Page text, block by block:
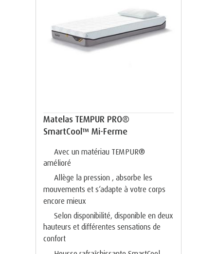
Matelas TEMPUR PRO®
SmartCool™ Mi-Ferme
Avec un matériau TEMPUR®
amélioré
Allège la pression , absorbe les
mouvements et s‘adapte à votre corps
encore mieux
Selon disponibilité, disponible en deux
hauteurs et différentes sensations de
confort